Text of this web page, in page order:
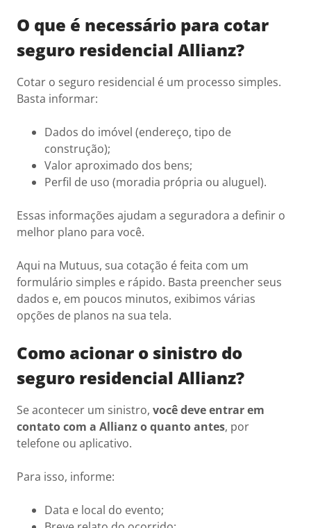
O que é necessário para cotar
seguro residencial Allianz?
Cotar o seguro residencial é um processo simples.
Basta informar:
Dados do imóvel (endereço, tipo de
construção);
Valor aproximado dos bens;
Perfil de uso (moradia própria ou aluguel).
Essas informações ajudam a seguradora a definir o
melhor plano para você.
Aqui na Mutuus, sua cotação é feita com um
formulário simples e rápido. Basta preencher seus
dados e, em poucos minutos, exibimos várias
opções de planos na sua tela.
Como acionar o sinistro do
seguro residencial Allianz?
Se acontecer um sinistro, você deve entrar em
contato com a Allianz o quanto antes, por
telefone ou aplicativo.
Para isso, informe:
Data e local do evento;